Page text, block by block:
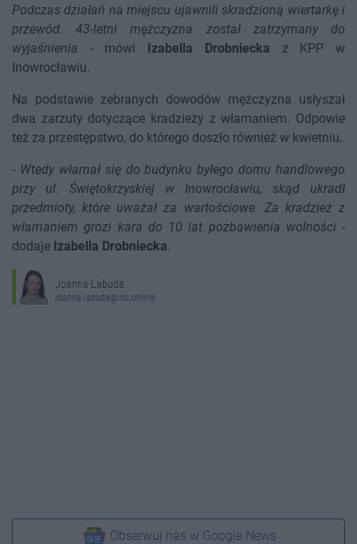
Podczas działań na miejscu ujawnili skradzioną wiertarkę i
przewód. 43-letni mężczyzna został zatrzymany do
wyjaśnienia - mówi Izabella Drobniecka z KPP w
Inowrocławiu.
Na podstawie zebranych dowodów mężczyzna usłyszał
dwa zarzuty dotyczące kradzieży z włamaniem. Odpowie
też za przestępstwo, do którego doszło również w kwietniu.
- Wtedy włamał się do budynku byłego domu handlowego
przy ul. Świętokrzyskiej w Inowrocławiu, skąd ukradł
przedmioty, które uważał za wartościowe. Za kradzież z
włamaniem grozi kara do 10 lat pozbawienia wolności-
dodaje Izabella Drobniecka.
Joanna Labuda
joanna.labuda@ino.online
Obserwuj nas w Google News